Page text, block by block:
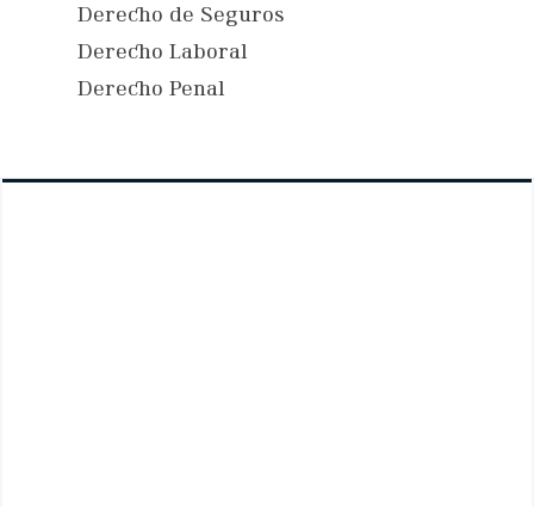
Derecho de Seguros
Derecho Laboral
Derecho Penal